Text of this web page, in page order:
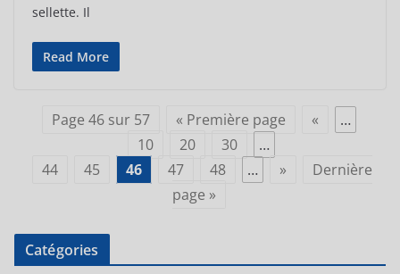
sellette. Il
Read More
Page 46 sur 57 « Première page «
…
10
20 30
…
44
45 46 47 48 … »
Dernière
page »
Catégories